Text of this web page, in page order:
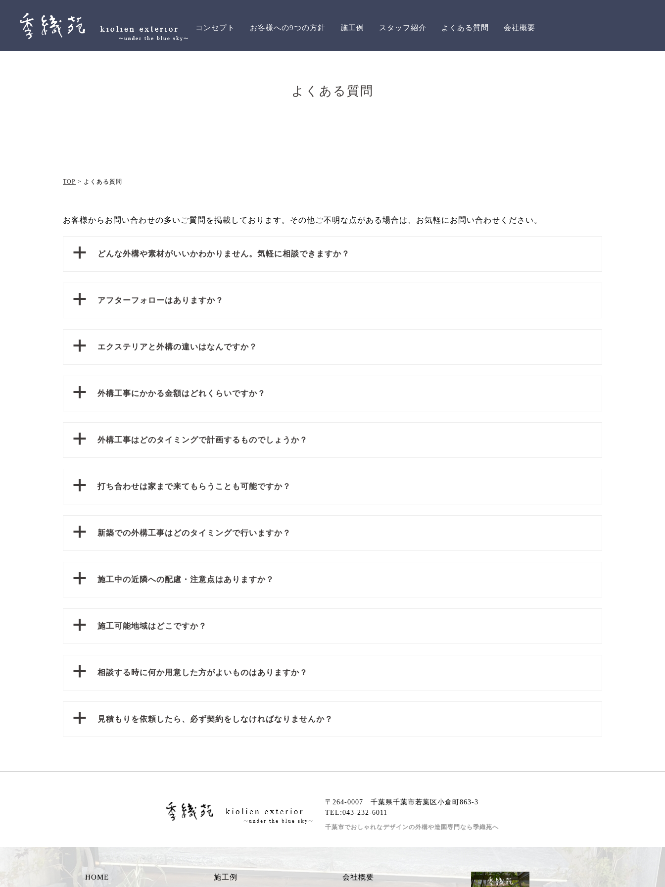
コンセプト お客様への9つの方針 施工例 スタッフ紹介 よくある質問 会社概要
よくある質問
TOP > よくある質問
お客様からお問い合わせの多いご質問を掲載しております。その他ご不明な点がある場合は、お気軽にお問い合わせください。
a どんな外構や素材がいいかわかりません。気軽に相談できますか？
a アフターフォローはありますか？
a エクステリアと外構の違いはなんですか？
a 外構工事にかかる金額はどれくらいですか？
a 外構工事はどのタイミングで計画するものでしょうか？
a 打ち合わせは家まで来てもらうことも可能ですか？
a 新築での外構工事はどのタイミングで行いますか？
a 施工中の近隣への配慮・注意点はありますか？
a 施工可能地域はどこですか？
a 相談する時に何か用意した方がよいものはありますか？
a 見積もりを依頼したら、必ず契約をしなければなりませんか？
〒264-0007 千葉県千葉市若葉区小倉町863-3
TEL:043-232-6011
千葉市でおしゃれなデザインの外構や造園専門なら季織苑へ
HOME 施工例 会社概要